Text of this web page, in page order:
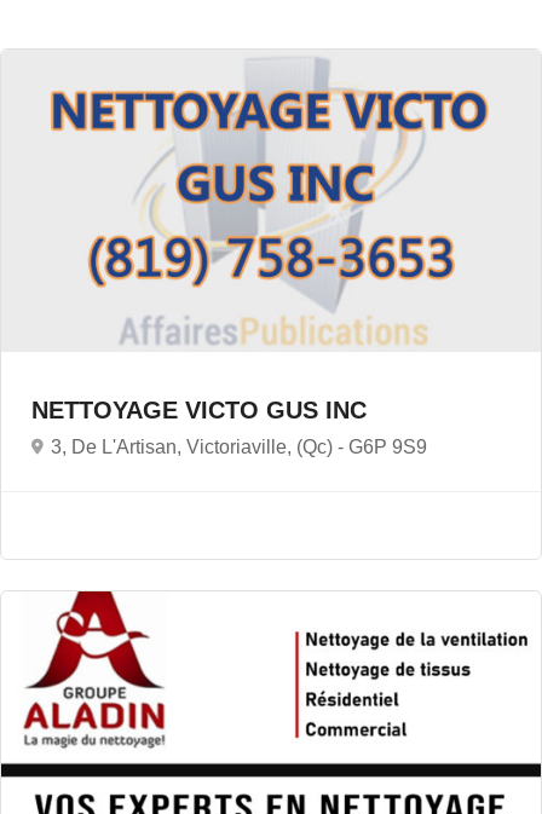
NETTOYAGE VICTO GUS INC
3, De L'Artisan, Victoriaville, (Qc) - G6P 9S9